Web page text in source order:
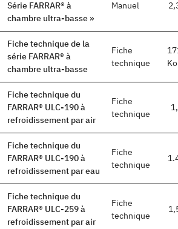
Série FARRAR® à
chambre ultra-basse »
Manuel
Fiche technique de la
série FARRAR® à
chambre ultra-basse
Fiche
technique
Ko
Fiche technique du
FARRAR® ULC-190 à
refroidissement par air
Fiche
technique
Fiche technique du
FARRAR® ULC-190 à
refroidissement par eau
Fiche
technique
Fiche technique du
FARRAR® ULC-259 à
refroidissement par air
Fiche
technique